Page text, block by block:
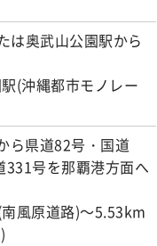
は奥武山公園駅から
(沖縄都市モノレー
ら県道82号・国道
号を那覇港方面へ
風原道路)～5.53km